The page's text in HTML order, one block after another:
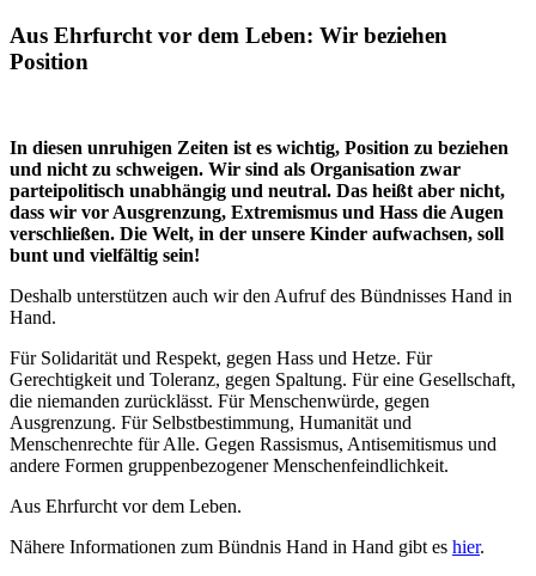
Aus Ehrfurcht vor dem Leben: Wir beziehen
Position
In diesen unruhigen Zeiten ist es wichtig, Position zu beziehen
und nicht zu schweigen. Wir sind als Organisation zwar
parteipolitisch unabhängig und neutral. Das heißt aber nicht,
dass wir vor Ausgrenzung, Extremismus und Hass die Augen
verschließen. Die Welt, in der unsere Kinder aufwachsen, soll
bunt und vielfältig sein!
Deshalb unterstützen auch wir den Aufruf des Bündnisses Hand in
Hand.
Für Solidarität und Respekt, gegen Hass und Hetze. Für
Gerechtigkeit und Toleranz, gegen Spaltung. Für eine Gesellschaft,
die niemanden zurücklässt. Für Menschenwürde, gegen
Ausgrenzung. Für Selbstbestimmung, Humanität und
Menschenrechte für Alle. Gegen Rassismus, Antisemitismus und
andere Formen gruppenbezogener Menschenfeindlichkeit.
Aus Ehrfurcht vor dem Leben.
Nähere Informationen zum Bündnis Hand in Hand gibt es hier.